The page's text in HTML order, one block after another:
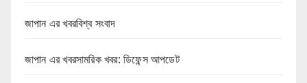
জাপান এর খবরবিশ্ব সংবাদ
জাপান এর খবরসামরিক খবর: ডিফেন্স আপডেট